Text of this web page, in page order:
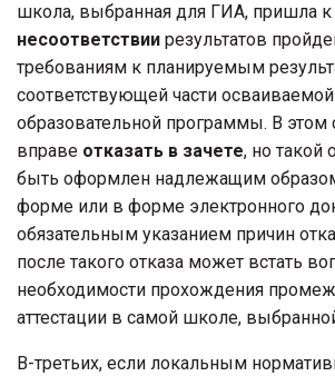
школа, выбранная для ГИА, пришла
несоответствии результатов
требованиям к планируемым
соответствующей части осваиваемой
образовательной программы. В этом
вправе отказать в зачете, но такой
быть оформлен надлежащим
форме или в форме электронного
обязательным указанием причин
после такого отказа может встать
необходимости прохождения
аттестации в самой школе,
В-третьих, если локальным